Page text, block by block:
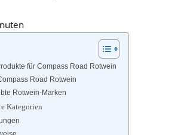
für Compass Road Rotwein
Road Rotwein
Rotwein‑Marken
Kategorien